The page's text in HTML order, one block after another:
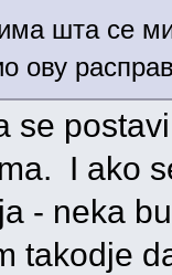
шта се
ову
se
I ako
- neka
takodje